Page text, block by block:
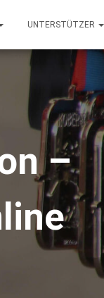
UNTERSTÜTZER
–